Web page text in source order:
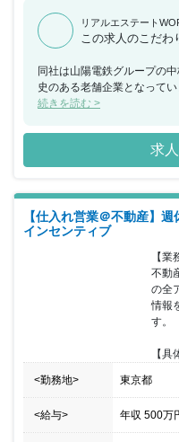
リアルエステート
この求人のこだわ
同社は山陽電鉄グループの
史のある老舗企業となって
事業・レジャー、サービス
けています。同社の地域で
設誘致／賃貸マンション事
に喜んでいただけるような
や阪神間エリアにおける地
となっています。兵庫県南
すので地域で働きたい方は
す。また東証プライム上場
で、定着率も非常に高い企
続きを読む >
求
【仕入れ営業＠不動産】
インセンティブ
【業
不動
の全
情報
す。
【
<勤務地> 東京都
<給与> 年収 500万